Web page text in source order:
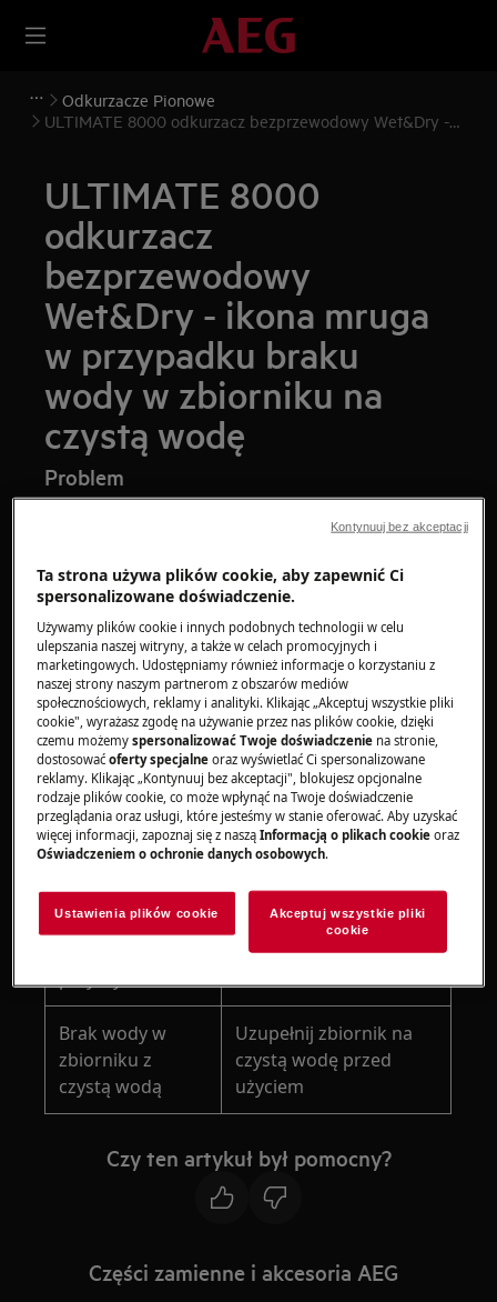
Odkurzacze Pionowe
ULTIMATE 8000 odkurzacz bezprzewodowy Wet&Dry -
ULTIMATE 8000
odkurzacz
bezprzewodowy
Wet&Dry - ikona mruga
w przypadku braku
wody w zbiorniku na
czystą wodę
Problem
Ikona mruga w przypadku braku wody w
Dotyczy
ULTIMATE 8000 odkurzacz
bezprzewodowy na mokro i sucho
modele: AW81U3DB, EW81U3DB
przyczyna
Brak wody w
zbiorniku z
czystą wodą
Uzupełnij zbiornik na
czystą wodę przed
użyciem
Czy ten artykuł był pomocny?
Części zamienne i akcesoria AEG
Ta strona używa plików cookie, aby zapewnić Ci
spersonalizowane doświadczenie.
Używamy plików cookie i innych podobnych technologii w celu
ulepszania naszej witryny, a także w celach promocyjnych i
marketingowych. Udostępniamy również informacje o korzystaniu z
naszej strony naszym partnerom z obszarów mediów
społecznościowych, reklamy i analityki. Klikając „Akceptuj wszystkie pliki
cookie", wyrażasz zgodę na używanie przez nas plików cookie, dzięki
czemu możemyspersonalizować Twoje doświadczenie na stronie,
dostosowaćoferty specjalne oraz wyświetlać Ci spersonalizowane
reklamy. Klikając „Kontynuuj bez akceptacji", blokujesz opcjonalne
rodzaje plików cookie, co może wpłynąć na Twoje doświadczenie
przeglądania oraz usługi, które jesteśmy w stanie oferować. Aby uzyskać
więcej informacji, zapoznaj się z nasząInformacją o plikach cookie oraz
Oświadczeniem o ochronie danych osobowych.
Ustawienia plików cookie
Akceptuj wszystkie pliki
cookie
Kontynuuj bez akceptacji